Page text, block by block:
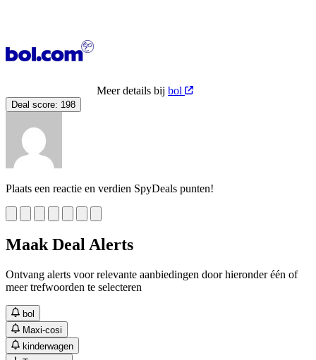
Meer details bij bol
Deal score: 198
Plaats een reactie en verdien SpyDeals punten!
Maak Deal Alerts
Ontvang alerts voor relevante aanbiedingen door hieronder één of
meer trefwoorden te selecteren
bol
Maxi-cosi
kinderwagen